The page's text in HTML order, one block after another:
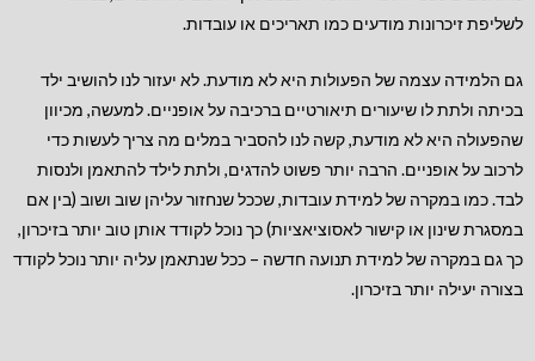
לשליפת זיכרונות מודעים כמו תאריכים או עובדות.
גם הלמידה עצמה של הפעולות היא לא מודעת. לא יעזור לנו להושיב ילד
בכיתה ולתת לו שיעורים תיאורטיים ברכיבה על אופניים. למעשה, מכיוון
שהפעולה היא לא מודעת, קשה לנו להסביר במלים מה צריך לעשות כדי
לרכוב על אופניים. הרבה יותר פשוט להדגים, ולתת לילד להתאמן ולנסות
לבד. כמו במקרה של למידת עובדות, שככל שנחזור עליהן שוב ושוב (בין אם
במסגרת שינון או קישור לאסוציאציות) כך נוכל לקודד אותן טוב יותר בזיכרון,
כך גם במקרה של למידת תנועה חדשה – ככל שנתאמן עליה יותר נוכל לקודד
בצורה יעילה יותר בזיכרון.